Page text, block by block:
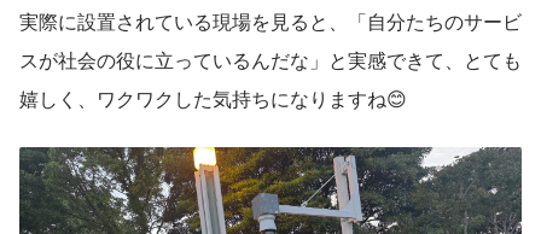
実際に設置されている現場を見ると、「自分たちのサービ
スが社会の役に立っているんだな」と実感できて、とても
嬉しく、ワクワクした気持ちになりますね😊